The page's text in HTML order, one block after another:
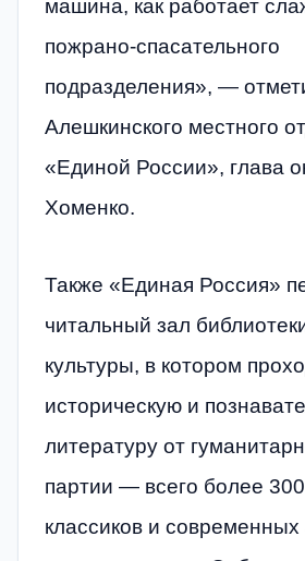
машина, как работает
пожрано-спасательного
подразделения», —
Алешкинского местного
«Единой России», глава
Хоменко.
Также «Единая Россия»
читальный зал
культуры, в котором
историческую и
литературу от
партии — всего более 300
классиков и современных